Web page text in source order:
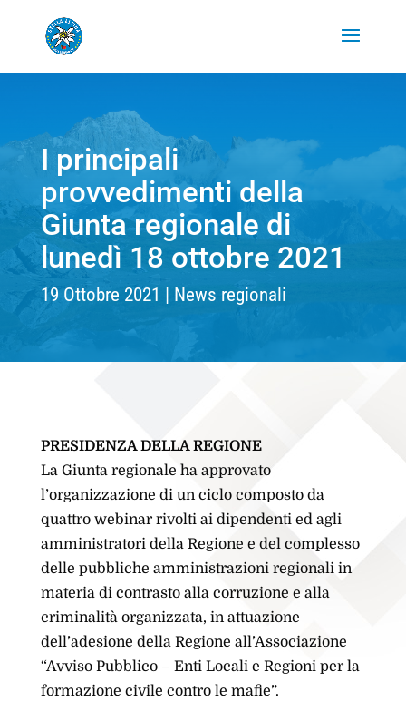
I principali
provvedimenti della
Giunta regionale di
lunedì 18 ottobre 2021
19 Ottobre 2021 News regionali
PRESIDENZA DELLA REGIONE
La Giunta regionale ha approvato
l’organizzazione di un ciclo composto da
quattro webinar rivolti ai dipendenti ed agli
amministratori della Regione e del complesso
delle pubbliche amministrazioni regionali in
materia di contrasto alla corruzione e alla
criminalità organizzata, in attuazione
dell’adesione della Regione all’Associazione
“Avviso Pubblico – Enti Locali e Regioni per la
formazione civile contro le mafie”.